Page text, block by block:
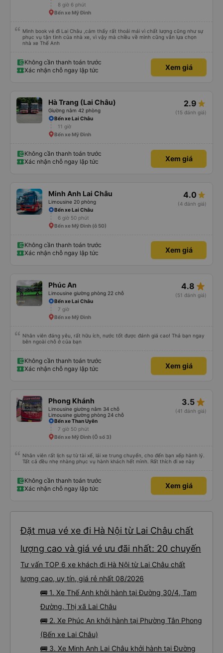
8 giờ 6 phút
Bến xe Mỹ Đình
Mình book vé đi Lai Châu ,cảm thấy rất thoải mái vì chất lượng cũng như sự
phục vụ tận tình của nhà xe, vì vậy mà chiều về mình cũng vẫn lựa chọn
nhà xe Thế Anh
Không cần thanh toán trước
Xác nhận chỗ ngay lập tức
Xem giá
Hà Trang (Lai Châu)
Giường nằm 42 phòng
2.9
(15 đánh giá)
Bến xe Lai Châu
11 giờ
Bến xe Mỹ Đình
Không cần thanh toán trước
Xác nhận chỗ ngay lập tức
Xem giá
Minh Anh Lai Châu
Limousine 20 phòng
4.0
(4 đánh giá)
Bến xe Lai Châu
6 giờ 50 phút
Bến xe Mỹ Đình (ô 50)
Không cần thanh toán trước
Xác nhận chỗ ngay lập tức
Xem giá
Phúc An
Limousine giường phòng 22 chỗ
4.8 star_rate
(51 đánh giá)
Bến xe Lai Châu
7 giờ
Bến xe Mỹ Đình
Nhân viên đáng yêu, rất hữu ích, nước tốt được đánh giá cao! Thả bạn ngay
bên ngoài chỗ ở của bạn
Không cần thanh toán trước
Xác nhận chỗ ngay lập tức
Xem giá
Phong Khánh
Limousine giường nằm 34 chỗ
Limousine giường phòng 24 chỗ
3.5 star_rate
(41 đánh giá)
Bến xe Than Uyên
7 giờ 50 phút
Bến xe Mỹ Đình (Ô số 3)
Nhân viên rất lịch sự từ tài xế, lái xe trung chuyển, cho đến bạn xếp hành lý.
Tất cả đều nhẹ nhàng phục vụ hành khách hết mình. Rất thích đi xe này
Không cần thanh toán trước
Xác nhận chỗ ngay lập tức
Xem giá
Đặt mua vé xe đi Hà Nội từ Lai Châu chất
lượng cao và giá vé ưu đãi nhất: 20 chuyến
Tư vấn TOP 6 xe khách đi Hà Nội từ Lai Châu chất
lượng cao, uy tín, giá rẻ nhất 08/2026
🚌 1. Xe Thế Anh khởi hành tại Đường 30/4, Tam
Đường, Thị xã Lai Châu
🚌 2. Xe Phúc An khởi hành tại Phường Tân Phong
(Bến xe Lai Châu)
🚌 3. Xe Minh Anh Lai Châu khởi hành tại Đường